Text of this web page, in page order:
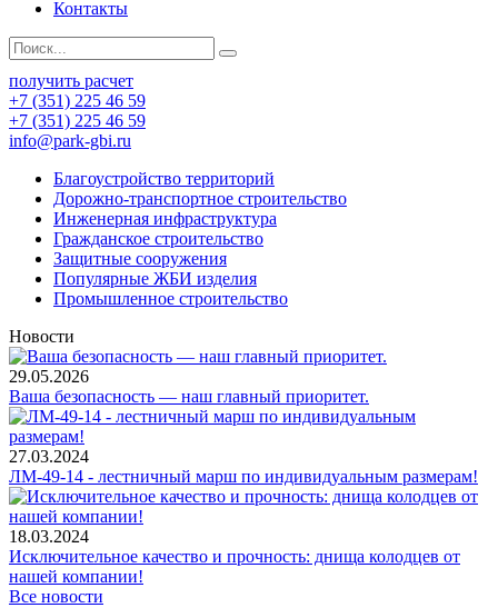
Контакты
получить расчет
+7 (351) 225 46 59
+7 (351) 225 46 59
info@park-gbi.ru
Благоустройство территорий
Дорожно-транспортное строительство
Инженерная инфраструктура
Гражданское строительство
Защитные сооружения
Популярные ЖБИ изделия
Промышленное строительство
Новости
29.05.2026
Ваша безопасность — наш главный приоритет.
27.03.2024
ЛМ-49-14 - лестничный марш по индивидуальным размерам!
18.03.2024
Исключительное качество и прочность: днища колодцев от
нашей компании!
Все новости